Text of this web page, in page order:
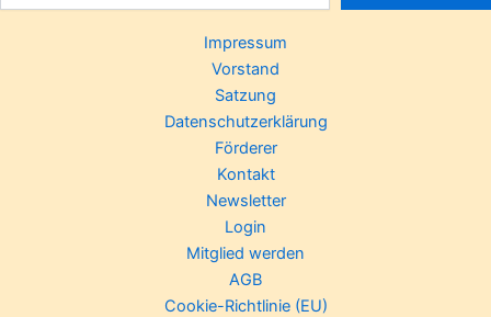
Impressum
Vorstand
Satzung
Datenschutzerklärung
Förderer
Kontakt
Newsletter
Login
Mitglied werden
AGB
Cookie-Richtlinie (EU)